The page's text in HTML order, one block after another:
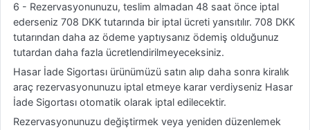
6 - Rezervasyonunuzu, teslim almadan 48 saat önce iptal
ederseniz 708 DKK tutarında bir iptal ücreti yansıtılır. 708 DKK
tutarından daha az ödeme yaptıysanız ödemiş olduğunuz
tutardan daha fazla ücretlendirilmeyeceksiniz.
Hasar İade Sigortası ürünümüzü satın alıp daha sonra kiralık
araç rezervasyonunuzu iptal etmeye karar verdiyseniz Hasar
İade Sigortası otomatik olarak iptal edilecektir.
Rezervasyonunuzu değiştirmek veya yeniden düzenlemek